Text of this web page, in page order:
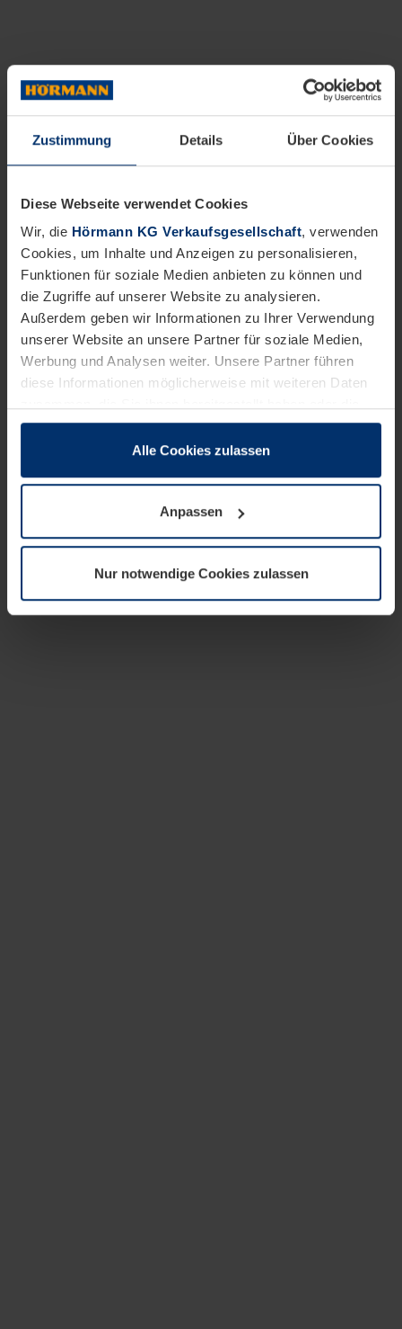
Zustimmung Details Über Cookies
Diese Webseite verwendet Cookies
Wir, die Hörmann KG Verkaufsgesellschaft, verwenden
Cookies, um Inhalte und Anzeigen zu personalisieren,
Funktionen für soziale Medien anbieten zu können und
die Zugriffe auf unserer Website zu analysieren.
Außerdem geben wir Informationen zu Ihrer Verwendung
unserer Website an unsere Partner für soziale Medien,
Werbung und Analysen weiter. Unsere Partner führen
diese Informationen möglicherweise mit weiteren Daten
sie im Rahmen Ihrer Nutzung der Dienste gesammelt
wenn diese für den Betrieb dieser Seite unbedingt
notwendig sind. Für alle anderen Cookie-Typen benötigen
wir Ihre Erlaubnis. Ihre Einwilligung können Sie jederzeit
Datenschutzerklärungunserer Website ändern oder
widerrufen.
Alle Cookies zulassen
Anpassen
Nur notwendige Cookies zulassen